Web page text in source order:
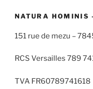
NATURA
151 rue de mezu –
RCS Versailles 789
TVA FR60789741618